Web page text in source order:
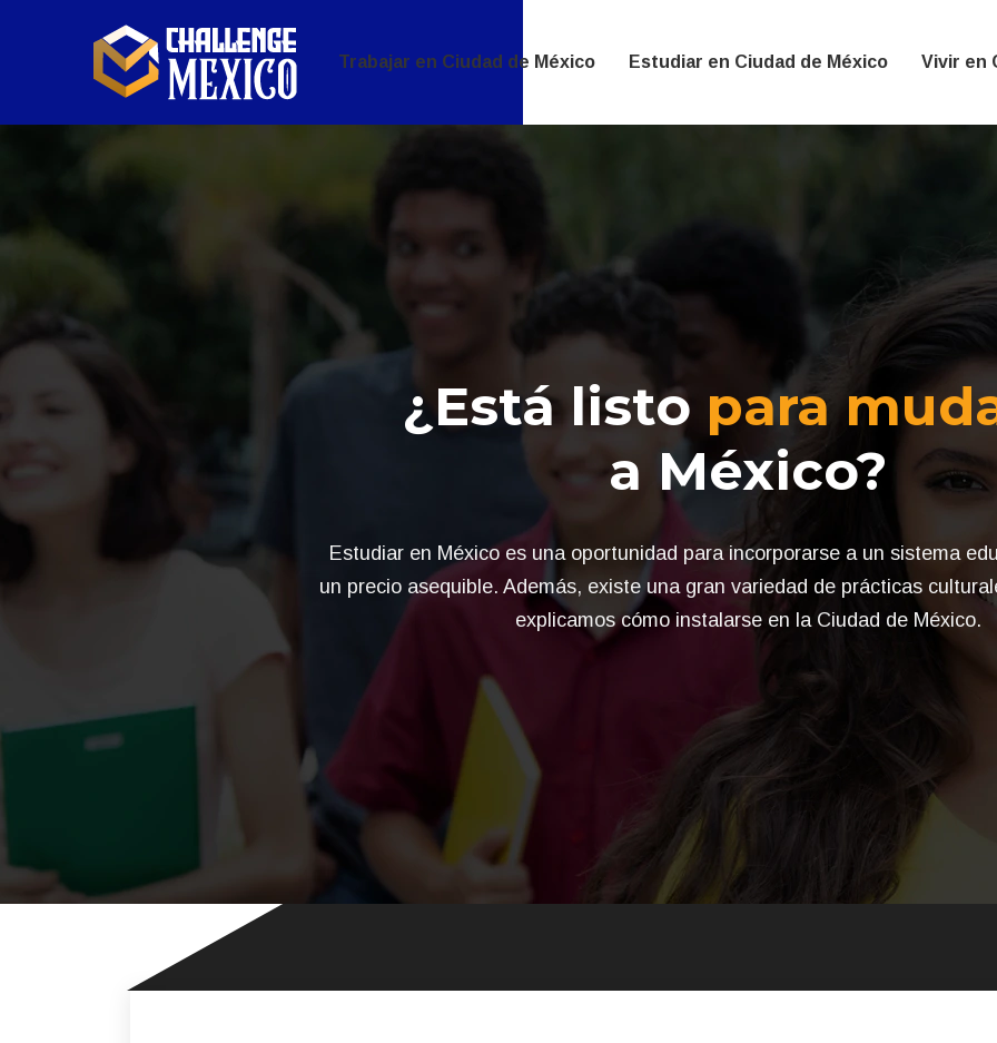
Trabajar en Ciudad de México Estudiar en Ciudad de México Vivir en
¿Está listo para
a México?
Estudiar en México es una oportunidad para incorporarse a un sistema
un precio asequible. Además, existe una gran variedad de prácticas
explicamos cómo instalarse en la Ciudad de México.